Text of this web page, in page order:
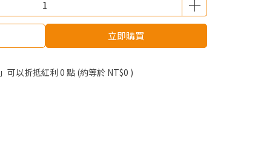
立即購買
可以折抵紅利0 點 (約等於 NT$0 )